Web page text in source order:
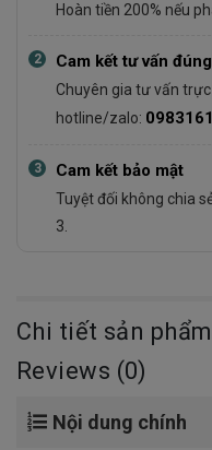
Hoàn tiền 200% nếu
2 Cam kết tư vấn đúng
Chuyên gia tư vấn
hotline/zalo:
3 Cam kết bảo mật
Tuyệt đối không chia
3.
Chi tiết sản phẩm
Reviews (0)
Nội dung chính